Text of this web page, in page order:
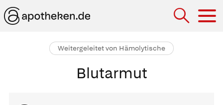
Weitergeleitet von Hämolytische
Blutarmut